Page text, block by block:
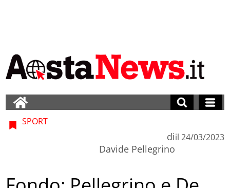
SPORT
di
Davide Pellegrino
il 24/03/2023